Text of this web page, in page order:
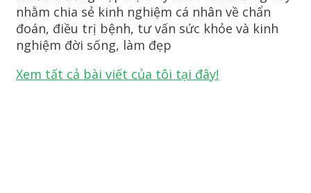
nhằm chia sẻ kinh nghiệm cá nhân về chẩn
đoán, điều trị bệnh, tư vấn sức khỏe và kinh
nghiệm đời sống, làm đẹp
Xem tất cả bài viết của tôi tại đây!